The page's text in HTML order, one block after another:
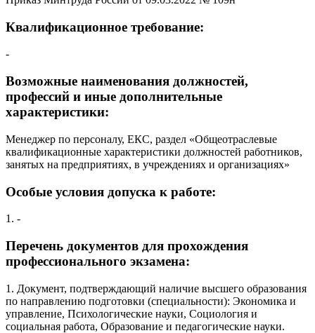
Квалификационное требование:
-
Возможные наименования должностей,
профессий и иные дополнительные
характеристики:
Менеджер по персоналу, ЕКС, раздел «Общеотраслевые
квалификационные характеристики должностей работников,
занятых на предприятиях, в учреждениях и организациях»
Особые условия допуска к работе:
1. -
Перечень документов для прохождения
профессионального экзамена:
1. Документ, подтверждающий наличие высшего образования
по направлению подготовки (специальности): Экономика и
управление, Психологические науки, Социология и
социальная работа, Образование и педагогические науки.